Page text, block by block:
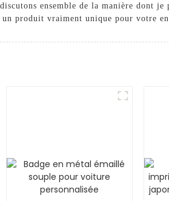
ensemble de la manière dont
un produit vraiment unique pour votre